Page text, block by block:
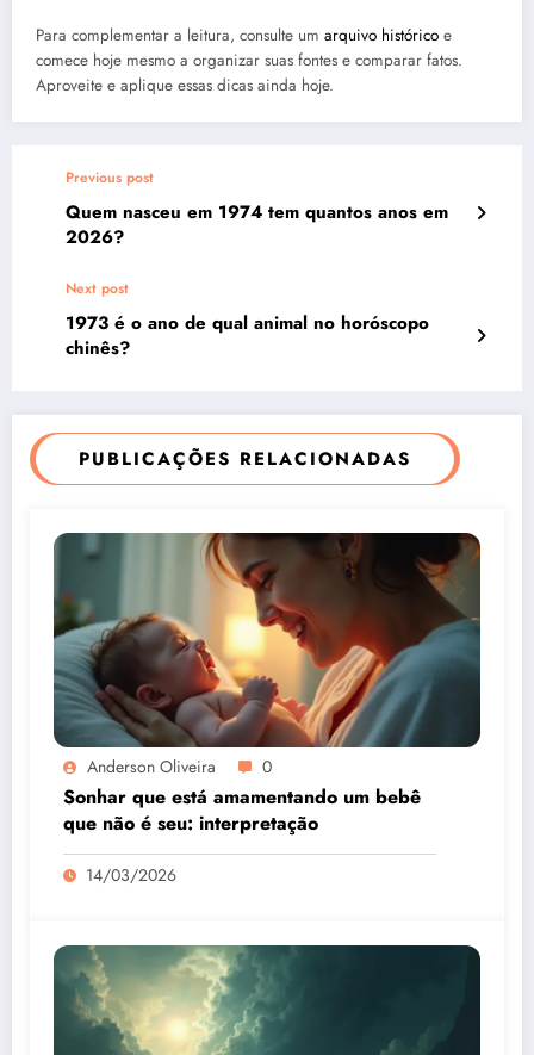
Para complementar a leitura, consulte um arquivo histórico e
comece hoje mesmo a organizar suas fontes e comparar fatos.
Aproveite e aplique essas dicas ainda hoje.
Previous post
Quem nasceu em 1974 tem quantos anos em
2026?
Next post
1973 é o ano de qual animal no horóscopo
chinês?
PUBLICAÇÕES RELACIONADAS
Anderson Oliveira 0
Sonhar que está amamentando um bebê
que não é seu: interpretação
14/03/2026